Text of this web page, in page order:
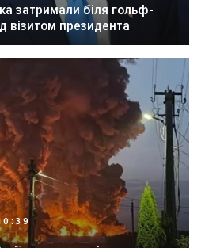
затримали біля гольф-
візитом президента